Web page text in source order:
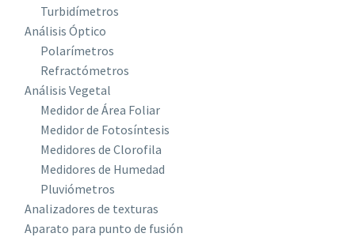
Turbidímetros
Análisis Óptico
Polarímetros
Refractómetros
Análisis Vegetal
Medidor de Área Foliar
Medidor de Fotosíntesis
Medidores de Clorofila
Medidores de Humedad
Pluviómetros
Analizadores de texturas
Aparato para punto de fusión